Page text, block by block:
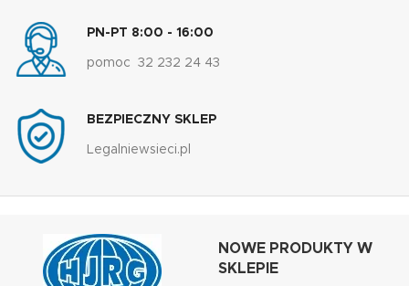
PN-PT 8:00 - 16:00
pomoc 32 232 24 43
BEZPIECZNY SKLEP
Legalniewsieci.pl
NOWE PRODUKTY W
SKLEPIE